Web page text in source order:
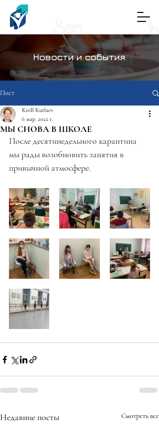
Новости и события
Пост
МЫ СНОВА В ШКОЛЕ
Kirill Kurlaev
6 мар. 2022 г.
После десятинедельного карантина
мы рады возобновить занятия в
привычной атмосфере.
Недавние посты Смотреть все